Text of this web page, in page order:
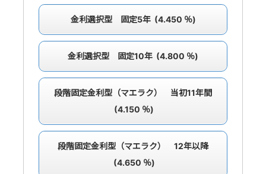
金利選択型 固定5年 (4.450 ％)
金利選択型 固定10年 (4.800 ％)
段階固定金利型（マエラク） 当初11年間
(4.150 ％)
段階固定金利型（マエラク） 12年以降
(4.650 ％)